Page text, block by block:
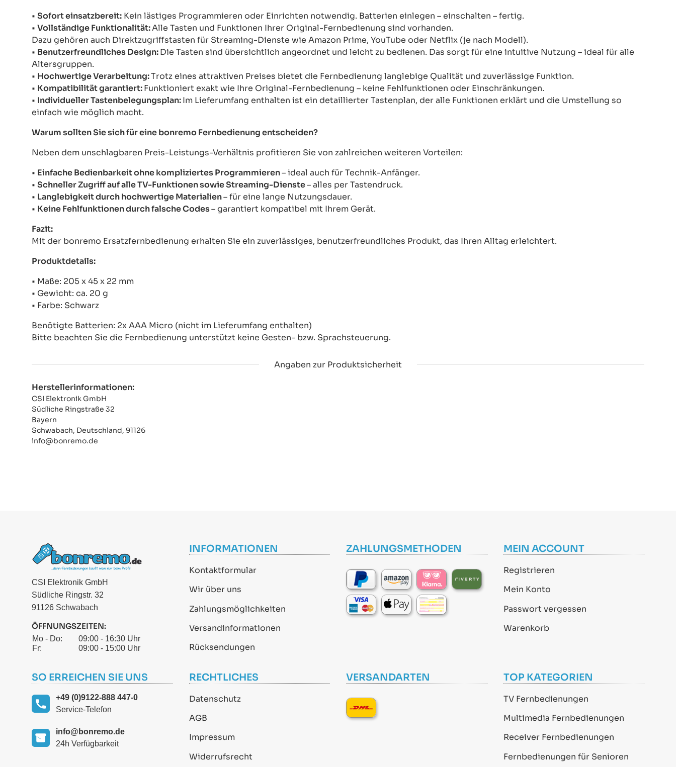
• Sofort einsatzbereit: Kein lästiges Programmieren oder Einrichten notwendig. Batterien einlegen – einschalten – fertig.
• Vollständige Funktionalität:Alle Tasten und Funktionen Ihrer Original-Fernbedienung sind vorhanden.
Dazu gehören auch Direktzugriffstasten für Streaming-Dienste wie Amazon Prime, YouTube oder Netflix (je nach Modell).
• Benutzerfreundliches Design:Die Tasten sind übersichtlich angeordnet und leicht zu bedienen. Das sorgt für eine intuitive Nutzung – ideal für alle
Altersgruppen.
• Hochwertige Verarbeitung:Trotz eines attraktiven Preises bietet die Fernbedienung langlebige Qualität und zuverlässige Funktion.
• Kompatibilität garantiert:Funktioniert exakt wie Ihre Original-Fernbedienung – keine Fehlfunktionen oder Einschränkungen.
• Individueller Tastenbelegungsplan:Im Lieferumfang enthalten ist ein detaillierter Tastenplan, der alle Funktionen erklärt und die Umstellung so
einfach wie möglich macht.
Warum sollten Sie sich für eine bonremo Fernbedienung entscheiden?
Neben dem unschlagbaren Preis-Leistungs-Verhältnis profitieren Sie von zahlreichen weiteren Vorteilen:
• Einfache Bedienbarkeit ohne kompliziertes Programmieren– ideal auch für Technik-Anfänger.
• Schneller Zugriff auf alle TV-Funktionen sowie Streaming-Dienste– alles per Tastendruck.
• Langlebigkeit durch hochwertige Materialien– für eine lange Nutzungsdauer.
• Keine Fehlfunktionen durch falsche Codes– garantiert kompatibel mit Ihrem Gerät.
Fazit:
Mit der bonremo Ersatzfernbedienung erhalten Sie ein zuverlässiges, benutzerfreundliches Produkt, das Ihren Alltag erleichtert.
Produktdetails:
• Maße: 205 x 45 x 22 mm
• Gewicht: ca. 20 g
• Farbe: Schwarz
Benötigte Batterien: 2x AAA Micro (nicht im Lieferumfang enthalten)
Bitte beachten Sie die Fernbedienung unterstützt keine Gesten- bzw. Sprachsteuerung.
Angaben zur Produktsicherheit
Herstellerinformationen:
CSI Elektronik GmbH
Südliche Ringstraße 32
Bayern
Schwabach, Deutschland, 91126
info@bonremo.de
CSI Elektronik GmbH
Südliche Ringstr. 32
91126 Schwabach
ÖFFNUNGSZEITEN:
Mo - Do:
09:00 - 16:30 Uhr
Fr:
09:00 - 15:00 Uhr
INFORMATIONEN
Kontaktformular
Wir über uns
Zahlungsmöglichkeiten
Versandinformationen
Rücksendungen
ZAHLUNGSMETHODEN MEIN ACCOUNT
Registrieren
Mein Konto
Passwort vergessen
Warenkorb
SO ERREICHEN SIE UNS
+49 (0)9122-888 447-0
Service-Telefon
info@bonremo.de
24h Verfügbarkeit
RECHTLICHES
Datenschutz
AGB
Impressum
Widerrufsrecht
VERSANDARTEN TOP KATEGORIEN
TV Fernbedienungen
Multimedia Fernbedienungen
Receiver Fernbedienungen
Fernbedienungen für Senioren